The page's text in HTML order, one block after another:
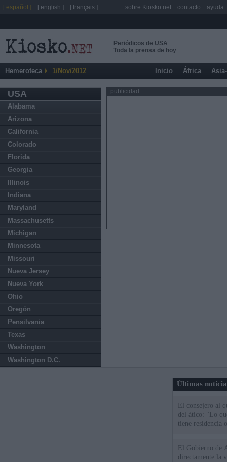
Periódicos de USA
Toda la prensa de hoy
Hemeroteca 1/Nov/2012 Inicio África
USA
Alabama
Arizona
California
Colorado
Florida
Georgia
Illinois
Indiana
Maryland
Massachusetts
Michigan
Minnesota
Missouri
Nueva Jersey
Nueva York
Ohio
Oregón
Pensilvania
Texas
Washington
Washington D.C.
publicidad
Últimas
El consejero al
del ático: "Lo
tiene residencia
El Gobierno de
directamente la
[ español ] [ english ] [ français ] sobre Kiosko.net contacto ayuda